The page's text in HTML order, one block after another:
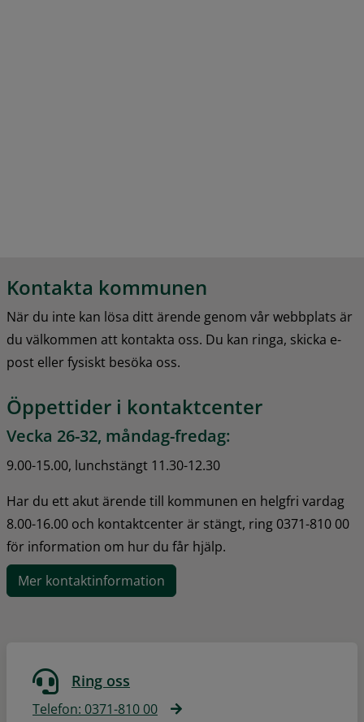
Kontakta kommunen
När du inte kan lösa ditt ärende genom vår webbplats är
du välkommen att kontakta oss. Du kan ringa, skicka e-
post eller fysiskt besöka oss.
Öppettider i kontaktcenter
Vecka 26-32, måndag-fredag:
9.00-15.00, lunchstängt 11.30-12.30
Har du ett akut ärende till kommunen en helgfri vardag
8.00-16.00 och kontaktcenter är stängt, ring 0371-810 00
för information om hur du får hjälp.
Mer kontaktinformation
Ring oss
Telefon: 0371-810 00